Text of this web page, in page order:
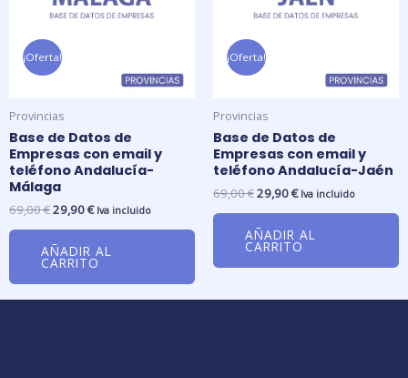
¡Oferta!
Provincias
Base de Datos de
Empresas con email y
teléfono Andalucía-
Málaga
69,00€29,90€ Iva incluido
AÑADIR AL
CARRITO
¡Oferta!
Provincias
Base de Datos de
Empresas con email y
teléfono Andalucía-Jaén
69,00€29,90€ Iva incluido
AÑADIR AL
CARRITO